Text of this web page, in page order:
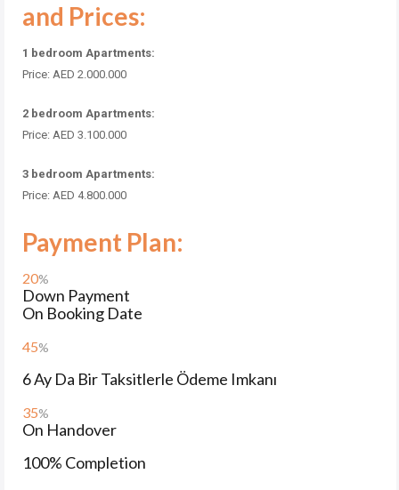
and Prices:
1 bedroom Apartments:
Price: AED 2.000.000
2 bedroom Apartments:
Price: AED 3.100.000
3 bedroom Apartments:
Price: AED 4.800.000
Payment Plan:
20%
Down Payment
On Booking Date
45%
6 Ay Da Bir Taksitlerle Ödeme Imkanı
35%
On Handover
100% Completion